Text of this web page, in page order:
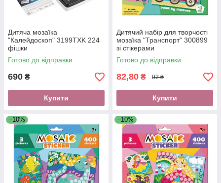
Дитяча мозаїка
"Калейдоскоп" 3199TXK 224
фішки
Готово до відправки
690 ₴
Купити
Дитячий набір для творчості
мозаїка "Транспорт" 300899
зі стікерами
Готово до відправки
82,80 ₴ 92 ₴
Купити
–10% –10%